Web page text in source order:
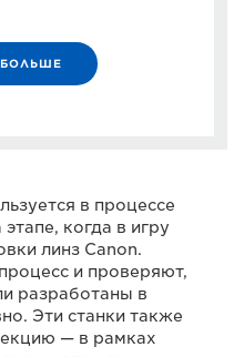
в процессе
когда в игру
линз Canon.
и проверяют,
разработаны в
Эти станки также
— в рамках